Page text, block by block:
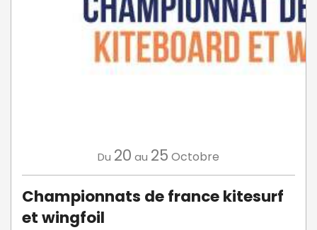
Du 20 au 25 Octobre
Championnats de france kitesurf
et wingfoil